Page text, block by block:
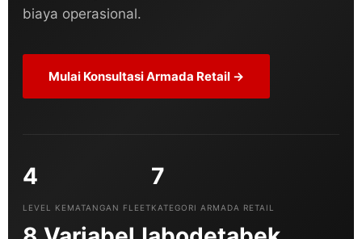
biaya operasional.
Mulai Konsultasi Armada Retail →
4
LEVEL KEMATANGAN FLEET
7
KATEGORI ARMADA RETAIL